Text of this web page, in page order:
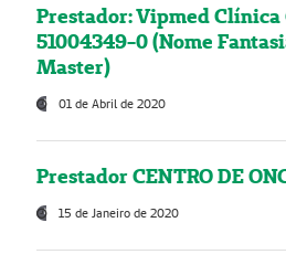
Prestador: Vipmed Clínica
51004349-0 (Nome
Master)
01 de Abril de 2020
Prestador CENTRO DE
15 de Janeiro de 2020